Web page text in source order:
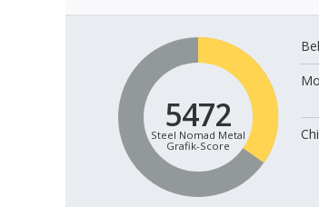
5472
Steel Nomad Metal
Grafik-Score